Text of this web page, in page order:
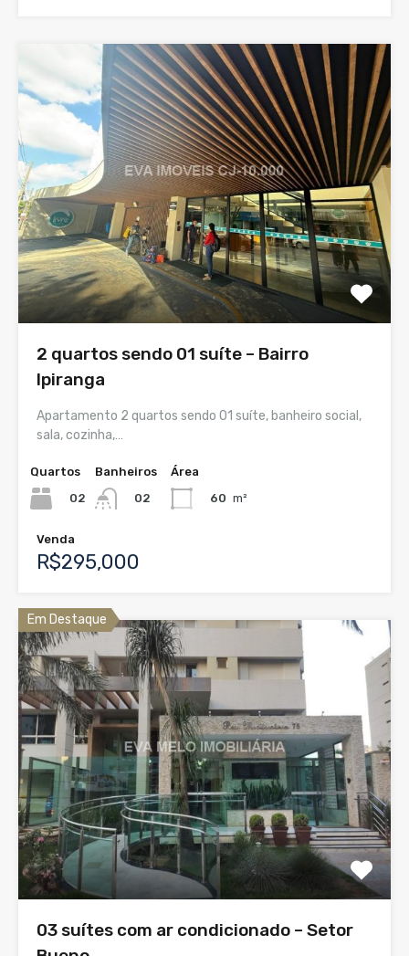
2 quartos sendo 01 suíte – Bairro
Ipiranga
Apartamento 2 quartos sendo 01 suíte, banheiro social,
sala, cozinha,…
Quartos
02
Banheiros
02
Área
60 m²
Venda
R$295,000
Em Destaque
03 suítes com ar condicionado – Setor